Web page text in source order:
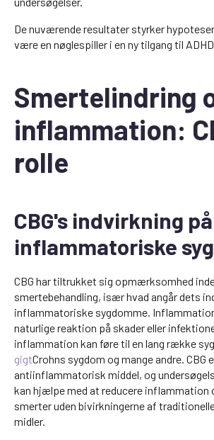
De nuværende resultater styrker
være en nøglespiller i en ny tilgang til
Smertelindring
inflammation:
rolle
CBG's indvirkning på
inflammatoriske
CBG har tiltrukket sig opmærksomhed
smertebehandling, især hvad angår dets
inflammatoriske sygdomme.
naturlige reaktion på skader eller
inflammation kan føre til en lang række
gigtCrohns sygdom og mange andre. CBG
antiinflammatorisk middel, og
kan hjælpe med at reducere inflammation
smerter uden bivirkningerne af
midler.